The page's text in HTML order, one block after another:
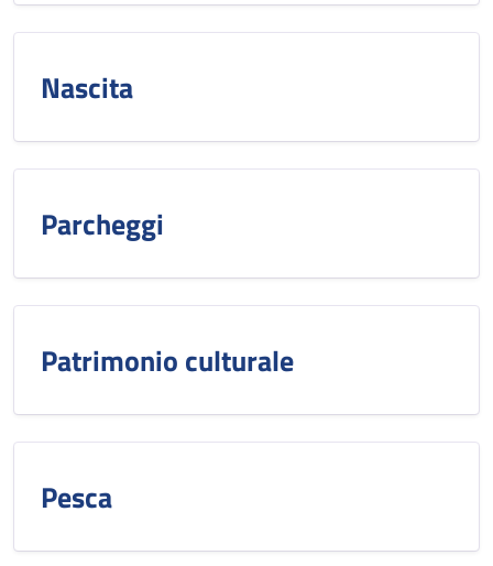
Nascita
Parcheggi
Patrimonio culturale
Pesca